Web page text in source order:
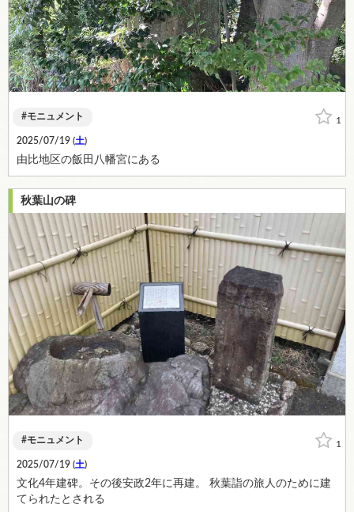
1
モニュメント
2025/07/19 (土)
由比地区の飯田八幡宮にある
秋葉山の碑
1
モニュメント
2025/07/19 (土)
文化4年建碑。その後安政2年に再建。 秋葉詣の旅人のために建
てられたとされる